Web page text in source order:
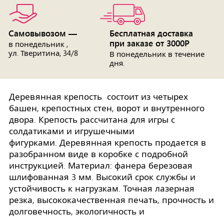
Самовывозом —
в понедельник ,
ул. Тверитина, 34/8
Бесплатная доставка
при заказе от 3000Р
В понедельник в течение
дня.
Деревянная крепость состоит из четырех
башен, крепостных стен, ворот и внутренного
двора. Крепость рассчитана для игры с
солдатиками и игрушечными
фигурками. Деревянная крепость продается в
разобранном виде в коробке с подробной
инструкцией. Материал: фанера березовая
шлифованная 3 мм. Высокий срок службы и
устойчивость к нагрузкам. Точная лазерная
резка, высококачественная печать, прочность и
долговечность, экологичность и